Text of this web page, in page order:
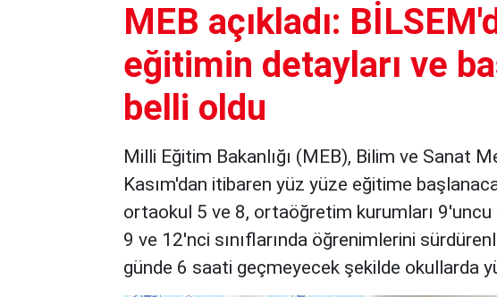
MEB açıkladı:
eğitimin detayları ve
belli oldu
Milli Eğitim Bakanlığı (MEB), Bilim ve Sanat
Kasım'dan itibaren yüz yüze eğitime
ortaokul 5 ve 8, ortaöğretim kurumları 9'uncu
9 ve 12'nci sınıflarında öğrenimlerini
günde 6 saati geçmeyecek şekilde okullarda